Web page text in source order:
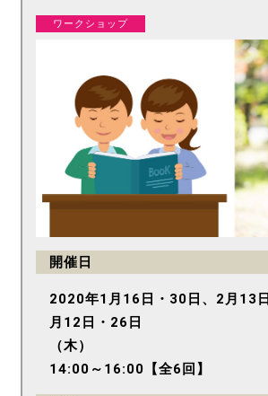
ワークショップ
開催日
2020年1月16日・30日、2月13
月12日・26日
（木）
14:00～16:00【全6回】